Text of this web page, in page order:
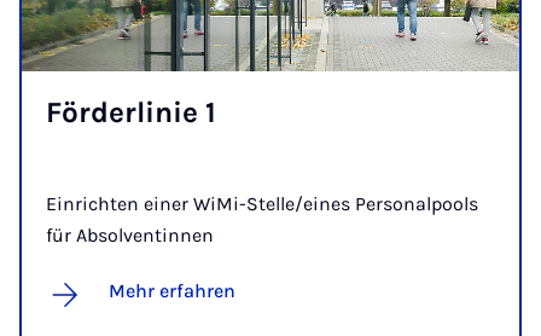
För­der­li­nie 1
Einrichten einer WiMi-Stelle/eines Personalpools
für Absolventinnen
Mehr erfahren